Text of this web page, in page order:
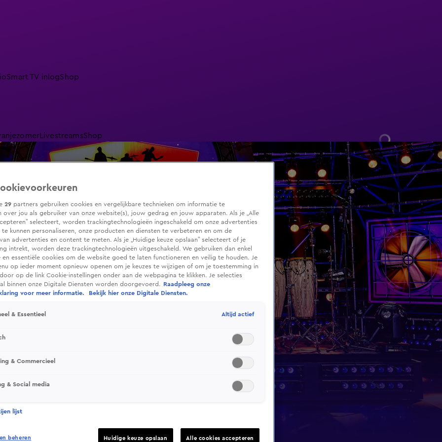
Smart TV inlogShop
LivestreamsShop
of the Bands
tegen elkaar op. Wie komt het meest in de
met hetzelfde gemak de fans op de banken?
29 partners gebruiken cookies en vergelijkbare technieken om informatie te
over jou als gebruiker van onze website(s), jouw gedrag en jouw apparaten. Als je „Alle
selecteert, worden trackingtechnologieën ingeschakeld om onze advertenties
kunnen personaliseren, onze producten en diensten te verbeteren en om de
advertenties en content te meten. Als je „Huidige keuze opslaan” selecteert of je
intrekt, worden deze trackingtechnologieën uitgeschakeld. We gebruiken dan enkel
en essentiële cookies om de website goed te laten functioneren en veilig te houden. Je
op ieder moment opnieuw openen om je keuzes te wijzigen of om je toestemming in
op de link Cookie-instellingen onder aan de webpagina te klikken. Je selecties
binnen onze Digitale Diensten worden doorgevoerd.
Raadpleeg onze
voor meer informatie.
Bekijk hier onze Digitale Diensten.
& Essentieel Altijd actief
& Commercieel
& Social media
lijst
beheren Huidige keuze opslaan Alle cookies accepteren